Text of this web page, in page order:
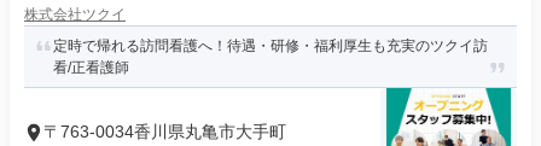
株式会社ツクイ
定時で帰れる訪問看護へ！待遇・研修・福利厚生も充実のツクイ訪
看/正看護師
〒763-0034香川県丸亀市大手町